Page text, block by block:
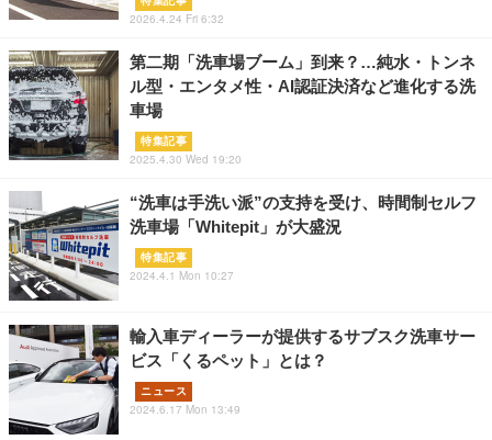
2026.4.24 Fri 6:32
第二期「洗車場ブーム」到来？…純水・トンネ
ル型・エンタメ性・AI認証決済など進化する洗
車場
特集記事
2025.4.30 Wed 19:20
“洗車は手洗い派”の支持を受け、時間制セルフ
洗車場「Whitepit」が大盛況
特集記事
2024.4.1 Mon 10:27
輸入車ディーラーが提供するサブスク洗車サー
ビス「くるペット」とは？
ニュース
2024.6.17 Mon 13:49